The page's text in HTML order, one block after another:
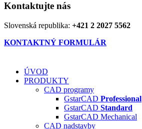
Kontaktujte nás
Slovenská republika: +421 2 2027 5562
KONTAKTNÝ FORMULÁR
ÚVOD
PRODUKTY
CAD programy
GstarCAD Professional
GstarCAD Standard
GstarCAD Mechanical
CAD nadstavby